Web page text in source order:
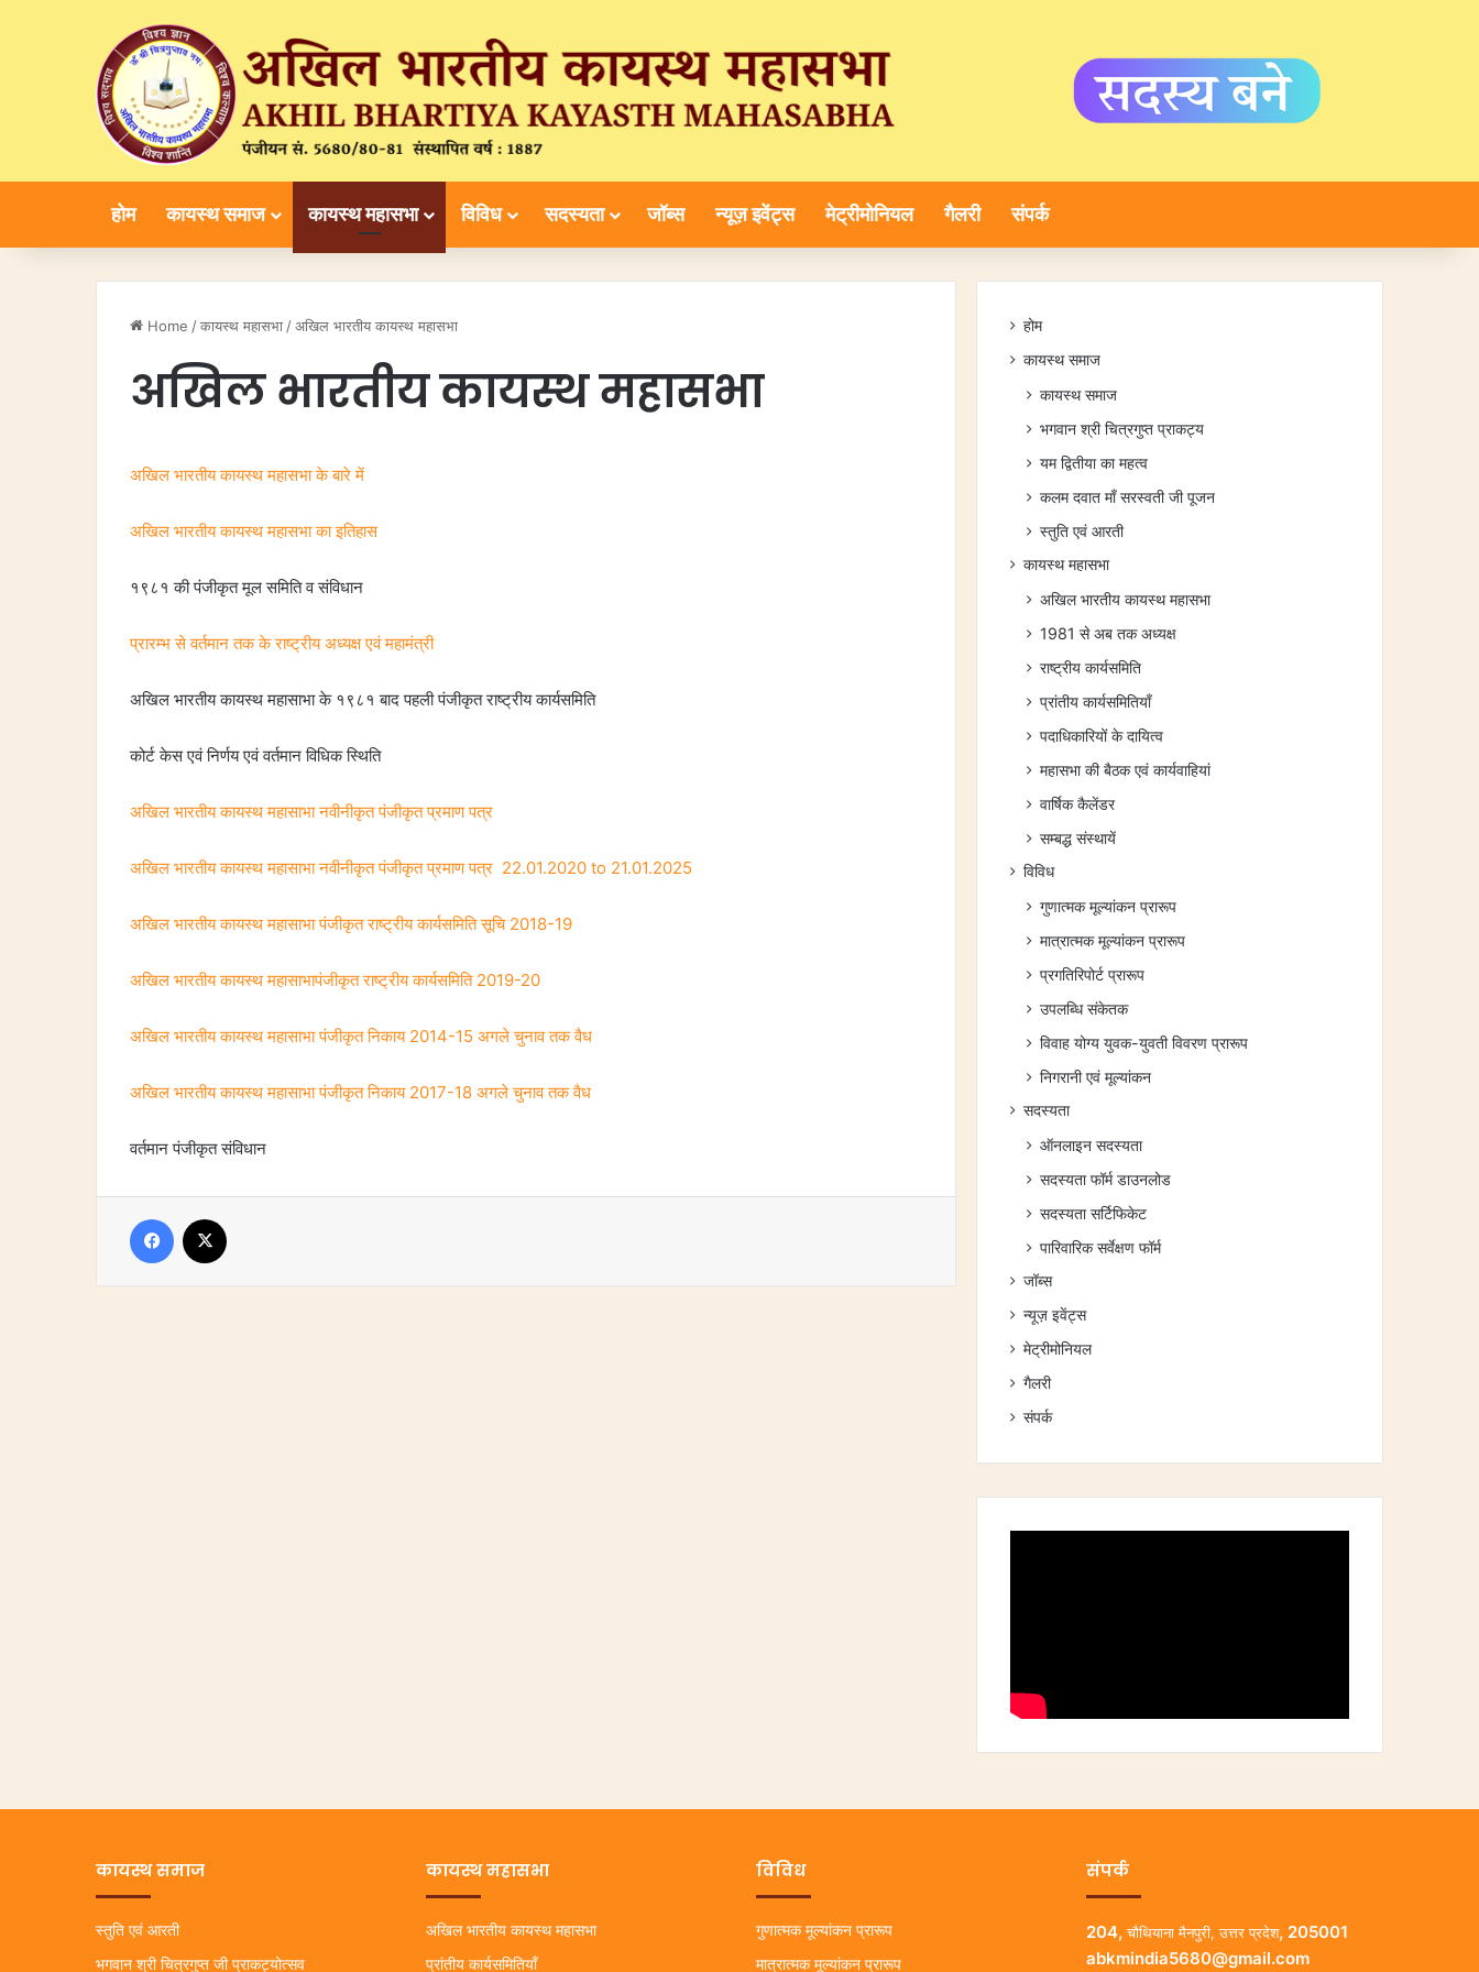
होम कायस्थ समाज कायस्थ महासभा विविध सदस्यता जॉब्स न्यूज़ इवेंट्स मेट्रीमोनियल गैलरी संपर्क
Home /कायस्थ महासभा /अखिल भारतीय कायस्थ महासभा
अखिल भारतीय कायस्थ महासभा
अखिल भारतीय कायस्थ महासभा के बारे में
अखिल भारतीय कायस्थ महासभा का इतिहास
१९८१ की पंजीकृत मूल समिति व संविधान
प्रारम्भ से वर्तमान तक के राष्ट्रीय अध्यक्ष एवं महामंत्री
अखिल भारतीय कायस्थ महासाभा के १९८१ बाद पहली पंजीकृत राष्ट्रीय कार्यसमिति
कोर्ट केस एवं निर्णय एवं वर्तमान विधिक स्थिति
अखिल भारतीय कायस्थ महासाभा नवीनीकृत पंजीकृत प्रमाण पत्र
अखिल भारतीय कायस्थ महासाभा नवीनीकृत पंजीकृत प्रमाण पत्र 22.01.2020 to 21.01.2025
अखिल भारतीय कायस्थ महासाभा पंजीकृत राष्ट्रीय कार्यसमिति सूचि 2018-19
अखिल भारतीय कायस्थ महासाभापंजीकृत राष्ट्रीय कार्यसमिति 2019-20
अखिल भारतीय कायस्थ महासाभा पंजीकृत निकाय 2014-15 अगले चुनाव तक वैध
अखिल भारतीय कायस्थ महासाभा पंजीकृत निकाय 2017-18 अगले चुनाव तक वैध
वर्तमान पंजीकृत संविधान
होम
कायस्थ समाज
कायस्थ समाज
भगवान श्री चित्रगुप्त प्राकट्य
यम द्वितीया का महत्व
कलम दवात माँ सरस्वती जी पूजन
स्तुति एवं आरती
कायस्थ महासभा
अखिल भारतीय कायस्थ महासभा
1981 से अब तक अध्यक्ष
राष्ट्रीय कार्यसमिति
प्रांतीय कार्यसमितियाँ
पदाधिकारियों के दायित्व
महासभा की बैठक एवं कार्यवाहियां
वार्षिक कैलेंडर
सम्बद्ध संस्थायें
विविध
गुणात्मक मूल्यांकन प्रारूप
मात्रात्मक मूल्यांकन प्रारूप
प्रगतिरिपोर्ट प्रारूप
उपलब्धि संकेतक
विवाह योग्य युवक-युवती विवरण प्रारूप
निगरानी एवं मूल्यांकन
सदस्यता
ऑनलाइन सदस्यता
सदस्यता फॉर्म डाउनलोड
सदस्यता सर्टिफिकेट
पारिवारिक सर्वेक्षण फॉर्म
जॉब्स
न्यूज़ इवेंट्स
मेट्रीमोनियल
गैलरी
संपर्क
कायस्थ समाज
स्तुति एवं आरती
भगवान श्री चित्रगुप्त जी प्राकट्योत्सव
कायस्थ महासभा
अखिल भारतीय कायस्थ महासभा
प्रांतीय कार्यसमितियाँ
विविध
गुणात्मक मूल्यांकन प्रारूप
मात्रात्मक मूल्यांकन प्रारूप
संपर्क
204,चौथियाना मैनपुरी, उत्तर प्रदेश, 205001
abkmindia5680@gmail.com